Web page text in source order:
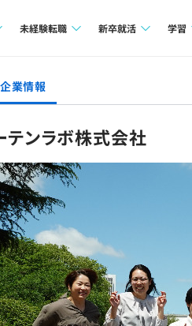
未経験転職
求人検索
転職成功ガイド
新卒就活
インターン
インタビュー
就活成功ガイド
学習
企業情報
テンラボ株式会社